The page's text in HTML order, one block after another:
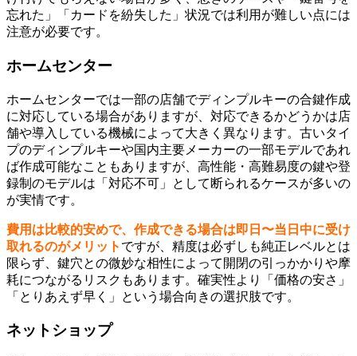
忘れた」「カードを紛失した」状況では利用が難しい点には
注意が必要です。
ホームセンター
ホームセンターでは一部の店舗でディンプルキーの合鍵作成
に対応している場合がありますが、対応できるかどうかは店
舗や導入している機械によって大きく異なります。古いタイ
プのディンプルキーや国内主要メーカーの一部モデルであれ
ば作成可能なこともありますが、高性能・高難易度の鍵や登
録制のモデルは「対応不可」として断られるケースが多いの
が実情です。
費用は比較的安めで、作成できる場合は即日〜当日中に受け
取れるのがメリット ですが、精度は必ずしも純正レベルとは
限らず、鍵穴との微妙な相性によって開閉の引っかかりや摩
耗につながるリスクもあります。確実性より「価格の安さ」
「とりあえず早く」という場合向きの選択肢です。
ネットショップ